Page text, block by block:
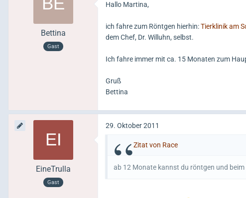
Bettina
Gast
Hallo Martina,
ich fahre zum Röntgen hierhin:Tierklinik am
dem Chef, Dr. Willuhn, selbst.
Ich fahre immer mit ca. 15 Monaten zum
Gruß
Bettina
EineTrulla
Gast
29. Oktober 2011
Zitat von Race
ab 12 Monate kannst du röntgen und